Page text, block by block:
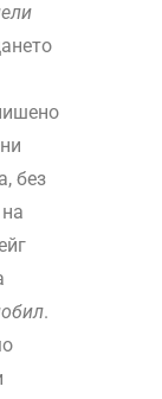
без
.